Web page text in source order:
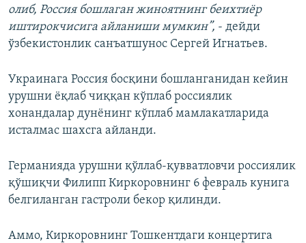
олиб, Россия бошлаган жиноятнинг беихтиёр
иштирокчисига айланиши мумкин”, - дейди
ўзбекистонлик санъатшунос Сергей Игнатьев.
Украинага Россия босқини бошланганидан кейин
урушни ёқлаб чиққан кўплаб россиялик
хонандалар дунёнинг кўплаб мамлакатларида
исталмас шахсга айланди.
Германияда урушни қўллаб-қувватловчи россиялик
қўшиқчи Филипп Киркоровнинг 6 февраль кунига
белгиланган гастроли бекор қилинди.
Аммо, Киркоровнинг Тошкентдаги концертига